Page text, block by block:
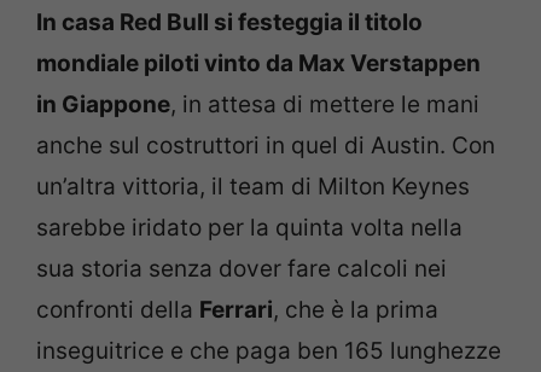
In casa Red Bull si festeggia il titolo
mondiale piloti vinto da Max Verstappen
in Giappone, in attesa di mettere le mani
anche sul costruttori in quel di Austin. Con
un’altra vittoria, il team di Milton Keynes
sarebbe iridato per la quinta volta nella
sua storia senza dover fare calcoli nei
confronti della Ferrari, che è la prima
inseguitrice e che paga ben 165 lunghezze